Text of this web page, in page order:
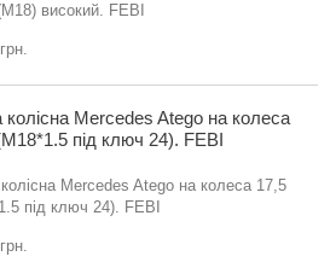
високий. FEBI
колісна Mercedes Atego на колеса
під ключ 24). FEBI
колісна Mercedes Atego на колеса 17,5
під ключ 24). FEBI